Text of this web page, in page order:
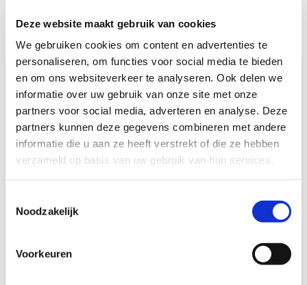
Deze website maakt gebruik van cookies
We gebruiken cookies om content en advertenties te
personaliseren, om functies voor social media te bieden
en om ons websiteverkeer te analyseren. Ook delen we
informatie over uw gebruik van onze site met onze
partners voor social media, adverteren en analyse. Deze
partners kunnen deze gegevens combineren met andere
informatie die u aan ze heeft verstrekt of die ze hebben
verzameld op basis van uw gebruik van hun services.
Noodzakelijk
Voorkeuren
PRAKTIJKLESSEN
Bij de praktijklessen maken we een onderscheiding
tussen de bijzondere verrichtingen en het weggedeelte.
Wij combineren deze lessen zodat je vlot alles onder de
bezig met de verrichtingen maar zijn we ook op de vele
dijkweggetjes te vinden om de bochtentechniek en
Natuurlijk kijken we naar wat je wel en nog niet kunt.
Hier passen we de lessen op aan zodat je niet boven je